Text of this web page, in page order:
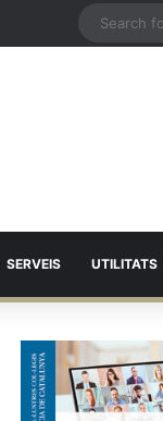
SERVEIS UTILITATS